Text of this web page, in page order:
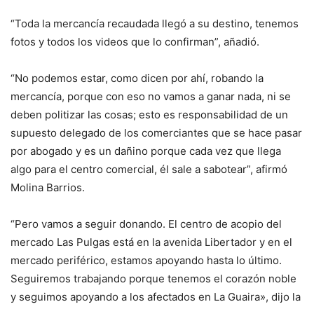
“Toda la mercancía recaudada llegó a su destino, tenemos
fotos y todos los videos que lo confirman”, añadió.
“No podemos estar, como dicen por ahí, robando la
mercancía, porque con eso no vamos a ganar nada, ni se
deben politizar las cosas; esto es responsabilidad de un
supuesto delegado de los comerciantes que se hace pasar
por abogado y es un dañino porque cada vez que llega
algo para el centro comercial, él sale a sabotear”, afirmó
Molina Barrios.
“Pero vamos a seguir donando. El centro de acopio del
mercado Las Pulgas está en la avenida Libertador y en el
mercado periférico, estamos apoyando hasta lo último.
Seguiremos trabajando porque tenemos el corazón noble
y seguimos apoyando a los afectados en La Guaira», dijo la